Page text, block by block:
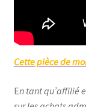
Cette pièce de
En tant qu’affilié